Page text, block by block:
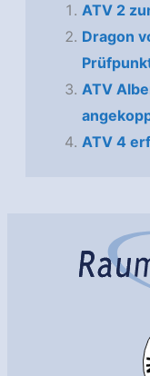
ATV 2
Dragon
ATV
ATV 4